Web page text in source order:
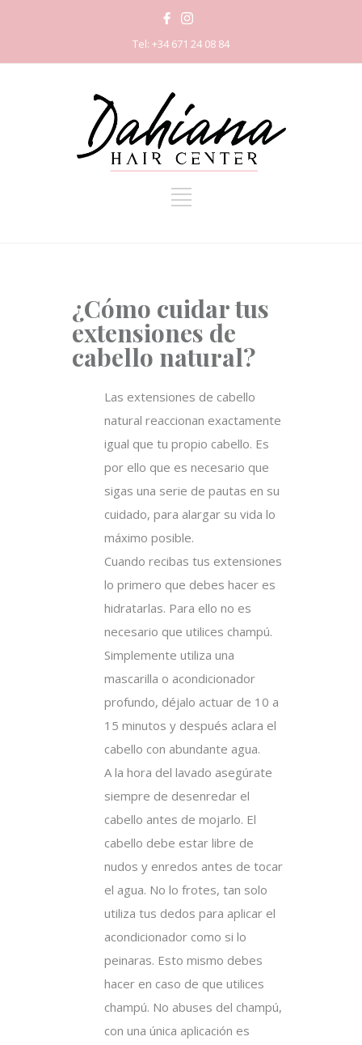
Tel: +34 671 24 08 84
¿Cómo cuidar tus
extensiones de
cabello natural?
Las extensiones de cabello
natural reaccionan exactamente
igual que tu propio cabello. Es
por ello que es necesario que
sigas una serie de pautas en su
cuidado, para alargar su vida lo
máximo posible.
Cuando recibas tus extensiones
lo primero que debes hacer es
hidratarlas. Para ello no es
necesario que utilices champú.
Simplemente utiliza una
mascarilla o acondicionador
profundo, déjalo actuar de 10 a
15 minutos y después aclara el
cabello con abundante agua.
A la hora del lavado asegúrate
siempre de desenredar el
cabello antes de mojarlo. El
cabello debe estar libre de
nudos y enredos antes de tocar
el agua. No lo frotes, tan solo
utiliza tus dedos para aplicar el
acondicionador como si lo
peinaras. Esto mismo debes
hacer en caso de que utilices
champú. No abuses del champú,
con una única aplicación es